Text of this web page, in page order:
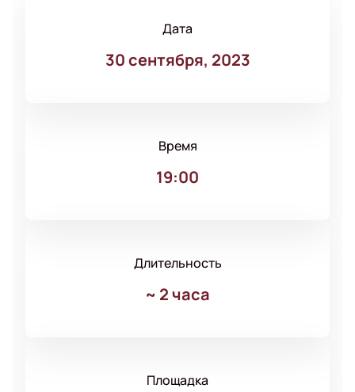
Дата
30 сентября, 2023
Время
19:00
Длительность
~ 2 часа
Площадка